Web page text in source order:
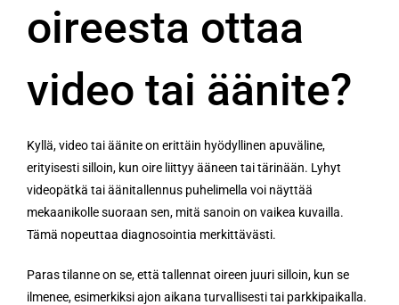
oireesta ottaa
video tai äänite?
Kyllä, video tai äänite on erittäin hyödyllinen apuväline,
erityisesti silloin, kun oire liittyy ääneen tai tärinään. Lyhyt
videopätkä tai äänitallennus puhelimella voi näyttää
mekaanikolle suoraan sen, mitä sanoin on vaikea kuvailla.
Tämä nopeuttaa diagnosointia merkittävästi.
Paras tilanne on se, että tallennat oireen juuri silloin, kun se
ilmenee, esimerkiksi ajon aikana turvallisesti tai parkkipaikalla.